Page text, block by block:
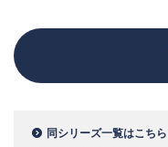
同シリーズ一覧はこちら